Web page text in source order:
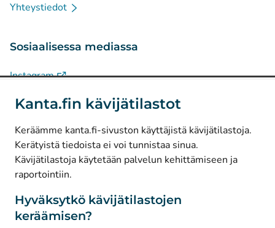
Kanta.fin kävijätilastot
Keräämme kanta.fi-sivuston käyttäjistä kävijätilastoja.
Kerätyistä tiedoista ei voi tunnistaa sinua.
Kävijätilastoja käytetään palvelun kehittämiseen ja
raportointiin.
Hyväksytkö kävijätilastojen
keräämisen?
Yhteystiedot
Sosiaalisessa mediassa
Instagram(Avautuu uuteen välilehteen)
Facebook(Avautuu uuteen välilehteen)
© Kanta-Palvelut, Kansaneläkelaitos
Tietosuoja
Tietoa sivustosta
Saavutettavuus